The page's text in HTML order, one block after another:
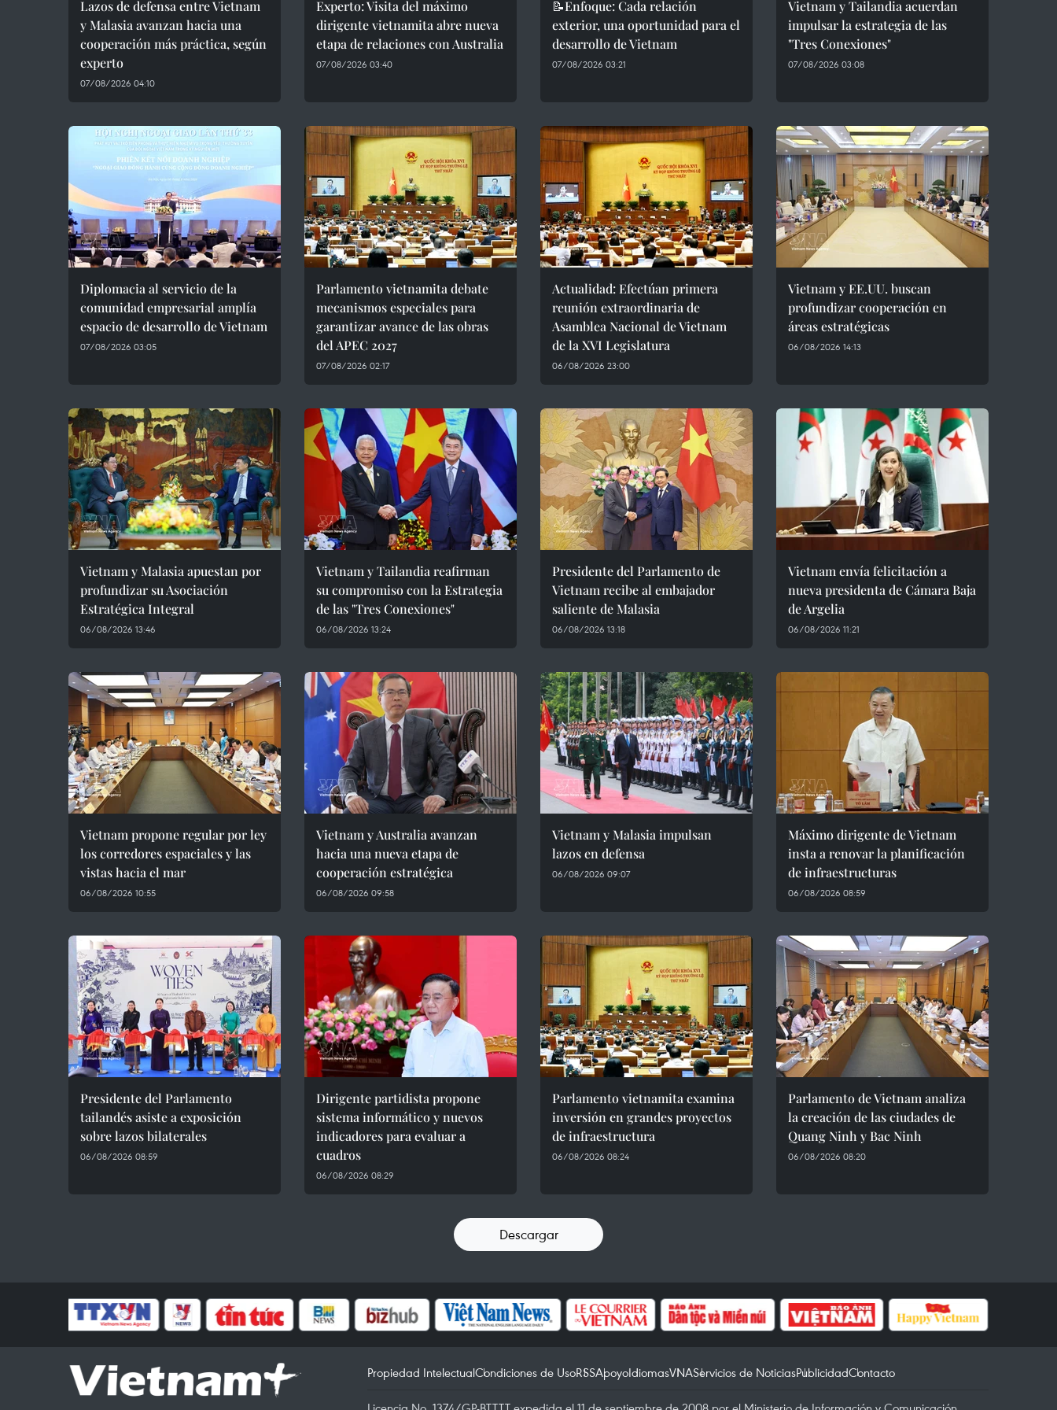
Lazos de defensa entre Vietnam
y Malasia avanzan hacia una
cooperación más práctica, según
experto
07/08/2026 04:10
Experto: Visita del máximo
dirigente vietnamita abre nueva
etapa de relaciones con Australia
07/08/2026 03:40
📝Enfoque: Cada relación
exterior, una oportunidad para el
desarrollo de Vietnam
07/08/2026 03:21
Vietnam y Tailandia acuerdan
impulsar la estrategia de las
"Tres Conexiones"
07/08/2026 03:08
Diplomacia al servicio de la
comunidad empresarial amplía
espacio de desarrollo de Vietnam
07/08/2026 03:05
Parlamento vietnamita debate
mecanismos especiales para
garantizar avance de las obras
del APEC 2027
07/08/2026 02:17
Actualidad: Efectúan primera
reunión extraordinaria de
Asamblea Nacional de Vietnam
de la XVI Legislatura
06/08/2026 23:00
Vietnam y EE.UU. buscan
profundizar cooperación en
áreas estratégicas
06/08/2026 14:13
Vietnam y Malasia apuestan por
profundizar su Asociación
Estratégica Integral
06/08/2026 13:46
Vietnam y Tailandia reafirman
su compromiso con la Estrategia
de las "Tres Conexiones"
06/08/2026 13:24
Presidente del Parlamento de
Vietnam recibe al embajador
saliente de Malasia
06/08/2026 13:18
Vietnam envía felicitación a
nueva presidenta de Cámara Baja
de Argelia
06/08/2026 11:21
Vietnam propone regular por ley
los corredores espaciales y las
vistas hacia el mar
06/08/2026 10:55
Vietnam y Australia avanzan
hacia una nueva etapa de
cooperación estratégica
06/08/2026 09:58
Vietnam y Malasia impulsan
lazos en defensa
06/08/2026 09:07
Máximo dirigente de Vietnam
insta a renovar la planificación
de infraestructuras
06/08/2026 08:59
Presidente del Parlamento
tailandés asiste a exposición
sobre lazos bilaterales
06/08/2026 08:59
Dirigente partidista propone
sistema informático y nuevos
indicadores para evaluar a
cuadros
06/08/2026 08:29
Parlamento vietnamita examina
inversión en grandes proyectos
de infraestructura
06/08/2026 08:24
Parlamento de Vietnam analiza
la creación de las ciudades de
Quang Ninh y Bac Ninh
06/08/2026 08:20
Descargar
Propiedad IntelectualCondiciones de UsoRSSApoyoIdiomasVNAServicios de NoticiasPublicidadContacto